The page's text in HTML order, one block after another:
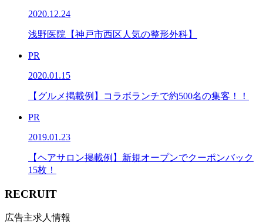
2020.12.24
浅野医院【神戸市西区人気の整形外科】
PR
2020.01.15
【グルメ掲載例】コラボランチで約500名の集客！！
PR
2019.01.23
【ヘアサロン掲載例】新規オープンでクーポンバック
15枚！
RECRUIT
広告主求人情報